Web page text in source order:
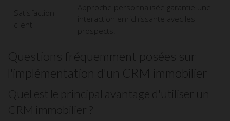
Satisfaction
client
Approche personnalisée garantie une
interaction enrichissante avec les
prospects.
Questions fréquemment posées sur
l'implémentation d'un CRM immobilier
Quel est le principal avantage d'utiliser un
CRM immobilier ?